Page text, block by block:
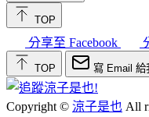
TOP
分享至 Facebook
TOP 寫 Email 給
Copyright © 涼子是也 All